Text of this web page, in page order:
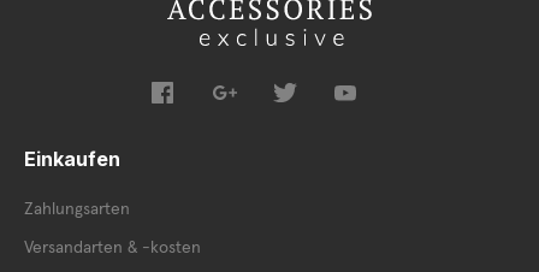
Einkaufen
Zahlungsarten
Versandarten & -kosten